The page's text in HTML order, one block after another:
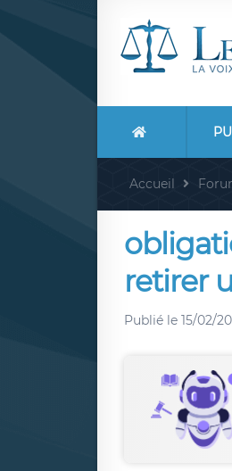
Accueil
retirer
Publié le 15/02/